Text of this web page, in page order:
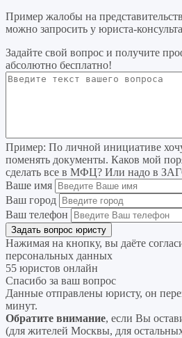
Пример жалобы на
можно запросить у юриста-
Задайте свой вопрос и получите
абсолютно бесплатно!
Пример: По личной инициативе
поменять документы. Каков мой
сделать все в МФЦ? Или надо в
Ваше имя
Ваш город
Ваш телефон
Нажимая на кнопку, вы даёте
персональных данных
55 юристов онлайн
Спасибо за ваш вопрос
Данные отправлены юристу, он
минут.
Обратите внимание, если Вы
(для жителей Москвы, для